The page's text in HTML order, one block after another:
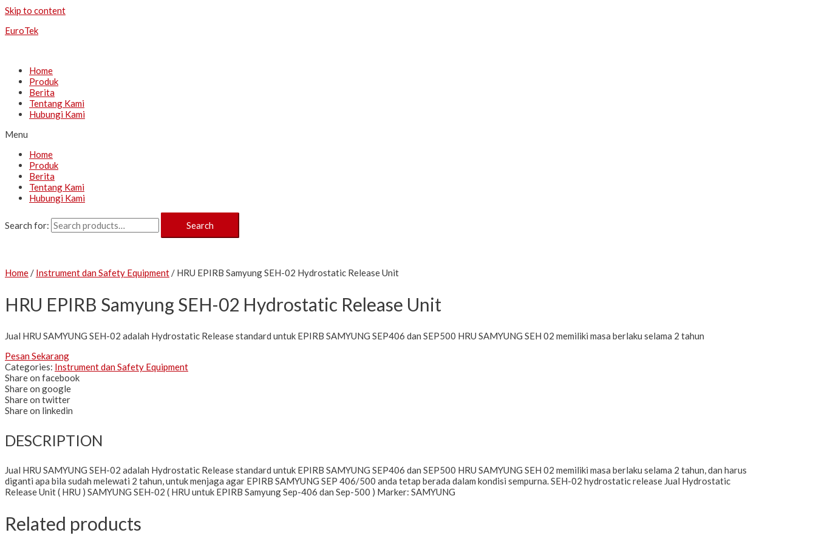
Skip to content
EuroTek
Home
Produk
Berita
Tentang Kami
Hubungi Kami
Menu
Home
Produk
Berita
Tentang Kami
Hubungi Kami
Search for: Search
Home / Instrument dan Safety Equipment / HRU EPIRB Samyung SEH-02 Hydrostatic Release Unit
HRU EPIRB Samyung SEH-02 Hydrostatic Release Unit
Jual HRU SAMYUNG SEH-02 adalah Hydrostatic Release standard untuk EPIRB SAMYUNG SEP406 dan SEP500 HRU SAMYUNG SEH 02 memiliki masa berlaku selama 2 tahun
Pesan Sekarang
Categories: Instrument dan Safety Equipment
Share on facebook
Share on google
Share on twitter
Share on linkedin
DESCRIPTION
Jual HRU SAMYUNG SEH-02 adalah Hydrostatic Release standard untuk EPIRB SAMYUNG SEP406 dan SEP500 HRU SAMYUNG SEH 02 memiliki masa berlaku selama 2 tahun, dan harus
diganti apa bila sudah melewati 2 tahun, untuk menjaga agar EPIRB SAMYUNG SEP 406/500 anda tetap berada dalam kondisi sempurna. SEH-02 hydrostatic release Jual Hydrostatic
Release Unit ( HRU ) SAMYUNG SEH-02 ( HRU untuk EPIRB Samyung Sep-406 dan Sep-500 ) Marker: SAMYUNG
Related products